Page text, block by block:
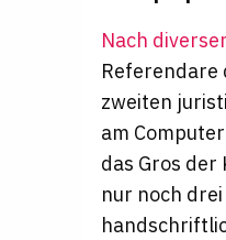
Nach
Referendare
zweiten
am
das Gros
nur noch